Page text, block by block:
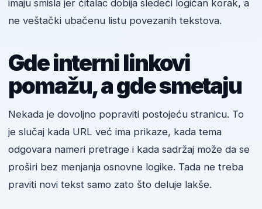
imaju smisla jer čitalac dobija sledeći logičan korak, a
ne veštački ubačenu listu povezanih tekstova.
Gde interni linkovi
pomažu, a gde smetaju
Nekada je dovoljno popraviti postojeću stranicu. To
je slučaj kada URL već ima prikaze, kada tema
odgovara nameri pretrage i kada sadržaj može da se
proširi bez menjanja osnovne logike. Tada ne treba
praviti novi tekst samo zato što deluje lakše.